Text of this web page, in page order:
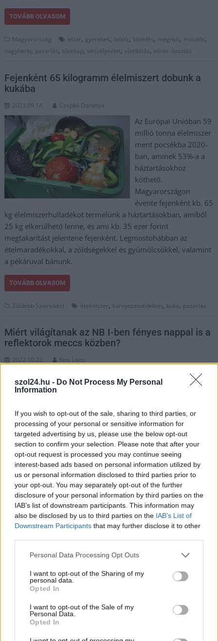
szol24.hu - Do Not Process My Personal
Information
If you wish to opt-out of the sale, sharing to third parties, or
processing of your personal or sensitive information for
targeted advertising by us, please use the below opt-out
section to confirm your selection. Please note that after your
opt-out request is processed you may continue seeing
interest-based ads based on personal information utilized by
us or personal information disclosed to third parties prior to
your opt-out. You may separately opt-out of the further
disclosure of your personal information by third parties on the
IAB’s list of downstream participants. This information may
also be disclosed by us to third parties on the IAB’s List of
Downstream Participants that may further disclose it to other
Please note that this website/app uses one or more Google
not limited to your visit or usage behaviour. You may click to
grant or deny consent to Google and its third-party tags to
use your data for below specified purposes in below Google
consent section.
Personal Data Processing Opt Outs
I want to opt-out of the Sharing of my
personal data.
Opted In
I want to opt-out of the Sale of my
Personal Data.
Opted In
TOVÁBB OLVASOM
Magyarország elzár, gyerekek, ívóvíz, kiömlés, megnyit, mosdós,
nagyberki, pazarlás, tűzcsap,veszélyeztet,vízellátás,vörös riasztás
Fejenként 65 kilogramm élelmiszert dobunk a
kukába
2023.09.14. Czapkó Dorottya
Az Európai Unióban 59
millió tonna élelmiszer
ment pocsékba 2020-
ban, aminek 53%-a a
háztartásokhoz
köthető.
Magyarországon
évente fejenként kb. 65
kg élelmiszerhulladékot termelünk a háztartásokban, amiből
25 kg elkerülhető lenne, és ami kb. 35 ezer forint
megtakarítást jelentene fejenként. Legmostohábban az
ételmaradékokkal, a zöldségekkel és gyümölcsökkel, valamint
a pékáruval bánunk.
TOVÁBB OLVASOM
Zöldebb Szolnokért élelmiszer, környezetvédelem, kuka, pazarlás
Miért világítanak az NB I-ben fényes nappal is a
reflektorok meccs közben?
2022.10.22. Kiss Lajos
Ha délután, nappali
világosságban zajlik a
látványosan pazarolni
és akkor is használni a
méregdrága világítást?
A tévéközvetítés lenne
az oka? A
megtöbbszöröződő energiaárak ellenére sok stadionban nap
közben is égnek a reflektorok az NB I-es meccseken, számol
be róla az RTL Híradója. Nem jó kedvükben pazarolnak a
fociklubok a riport szerint, hanem a tévés közvetítések miatt
van arra szükség, hogy akár a verőfényes délutánokon is végig
menjen a világítás. A műsornak nyilatkozva ugyanis Sipos
Jenő, az MLSZ szóvivője azt mondta, az élvonalbeli
mérkőzéseket a jogtulajdonos televízió közvetíti, márpedig…
TOVÁBB OLVASOM